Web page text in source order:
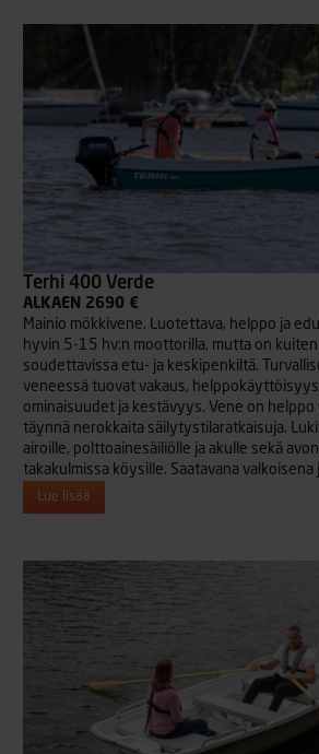
Terhi 400 Verde
ALKAEN 2690 €
Mainio mökkivene. Luotettava, helppo ja
hyvin 5-15 hv:n moottorilla, mutta on
soudettavissa etu- ja keskipenkiltä.
veneessä tuovat vakaus,
ominaisuudet ja kestävyys. Vene on helppo
täynnä nerokkaita säilytystilaratkaisuja.
airoille, polttoainesäiliölle ja akulle sekä
takakulmissa köysille. Saatavana valkoisena
Lue lisää